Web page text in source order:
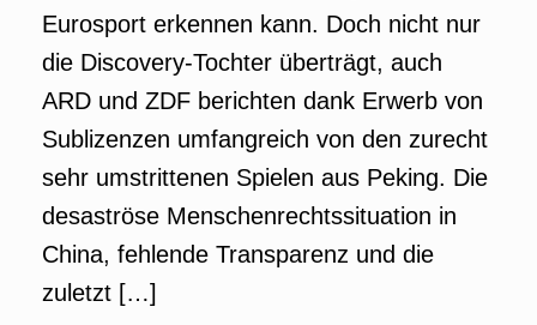
Eurosport erkennen kann. Doch nicht nur
die Discovery-Tochter überträgt, auch
ARD und ZDF berichten dank Erwerb von
Sublizenzen umfangreich von den zurecht
sehr umstrittenen Spielen aus Peking. Die
desaströse Menschenrechtssituation in
China, fehlende Transparenz und die
zuletzt […]